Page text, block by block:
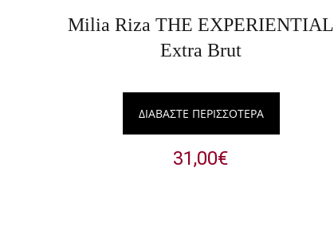
Milia Riza THE EXPERIENTIAL
Extra Brut
ΔΙΑΒΆΣΤΕ ΠΕΡΙΣΣΌΤΕΡΑ
31,00€